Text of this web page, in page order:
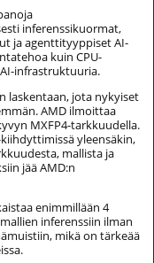
inferenssikuormat,
ja agenttityyppiset AI-
kuin CPU-
infrastruktuuria.
laskentaan, jota nykyiset
AMD ilmoittaa
MXFP4-tarkkuudella.
yleensäkin,
mallista ja
jää AMD:n
enimmillään 4
inferenssiin ilman
mikä on tärkeää